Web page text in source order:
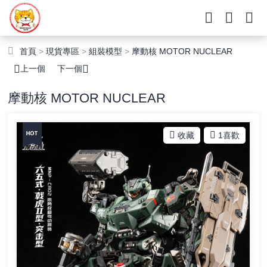
首頁 >現貨專區 >組裝模型 > 摩動核 MOTOR NUCLEAR
上一個
下一個
摩動核 MOTOR NUCLEAR
收藏 1喜歡